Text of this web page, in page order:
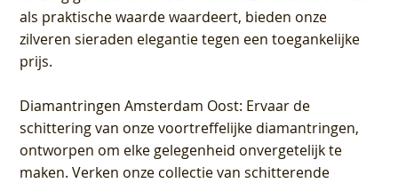
als praktische waarde waardeert, bieden onze
zilveren sieraden elegantie tegen een toegankelijke
prijs.
Diamantringen Amsterdam Oost: Ervaar de
schittering van onze voortreffelijke diamantringen,
ontworpen om elke gelegenheid onvergetelijk te
maken. Verken onze collectie van schitterende